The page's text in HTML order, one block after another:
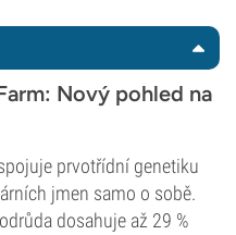
Nový pohled na
prvotřídní genetiku
jmen samo o sobě.
dosahuje až 29 %